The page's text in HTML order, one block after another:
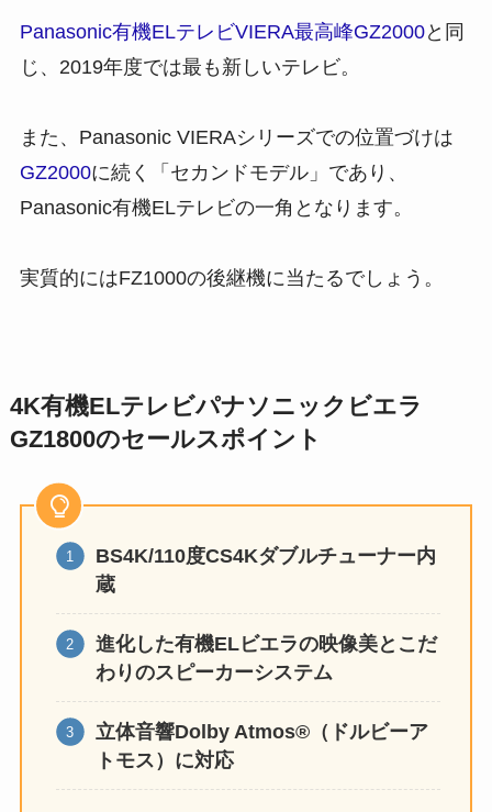
Panasonic有機ELテレビVIERA最高峰GZ2000と同
じ、2019年度では最も新しいテレビ。
また、Panasonic VIERAシリーズでの位置づけは
GZ2000に続く「セカンドモデル」であり、
Panasonic有機ELテレビの一角となります。
実質的にはFZ1000の後継機に当たるでしょう。
4K有機ELテレビパナソニックビエラ
GZ1800のセールスポイント
BS4K/110度CS4Kダブルチューナー内
蔵
進化した有機ELビエラの映像美とこだ
わりのスピーカーシステム
立体音響Dolby Atmos®（ドルビーア
トモス）に対応